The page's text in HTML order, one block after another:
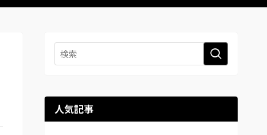
人気記事